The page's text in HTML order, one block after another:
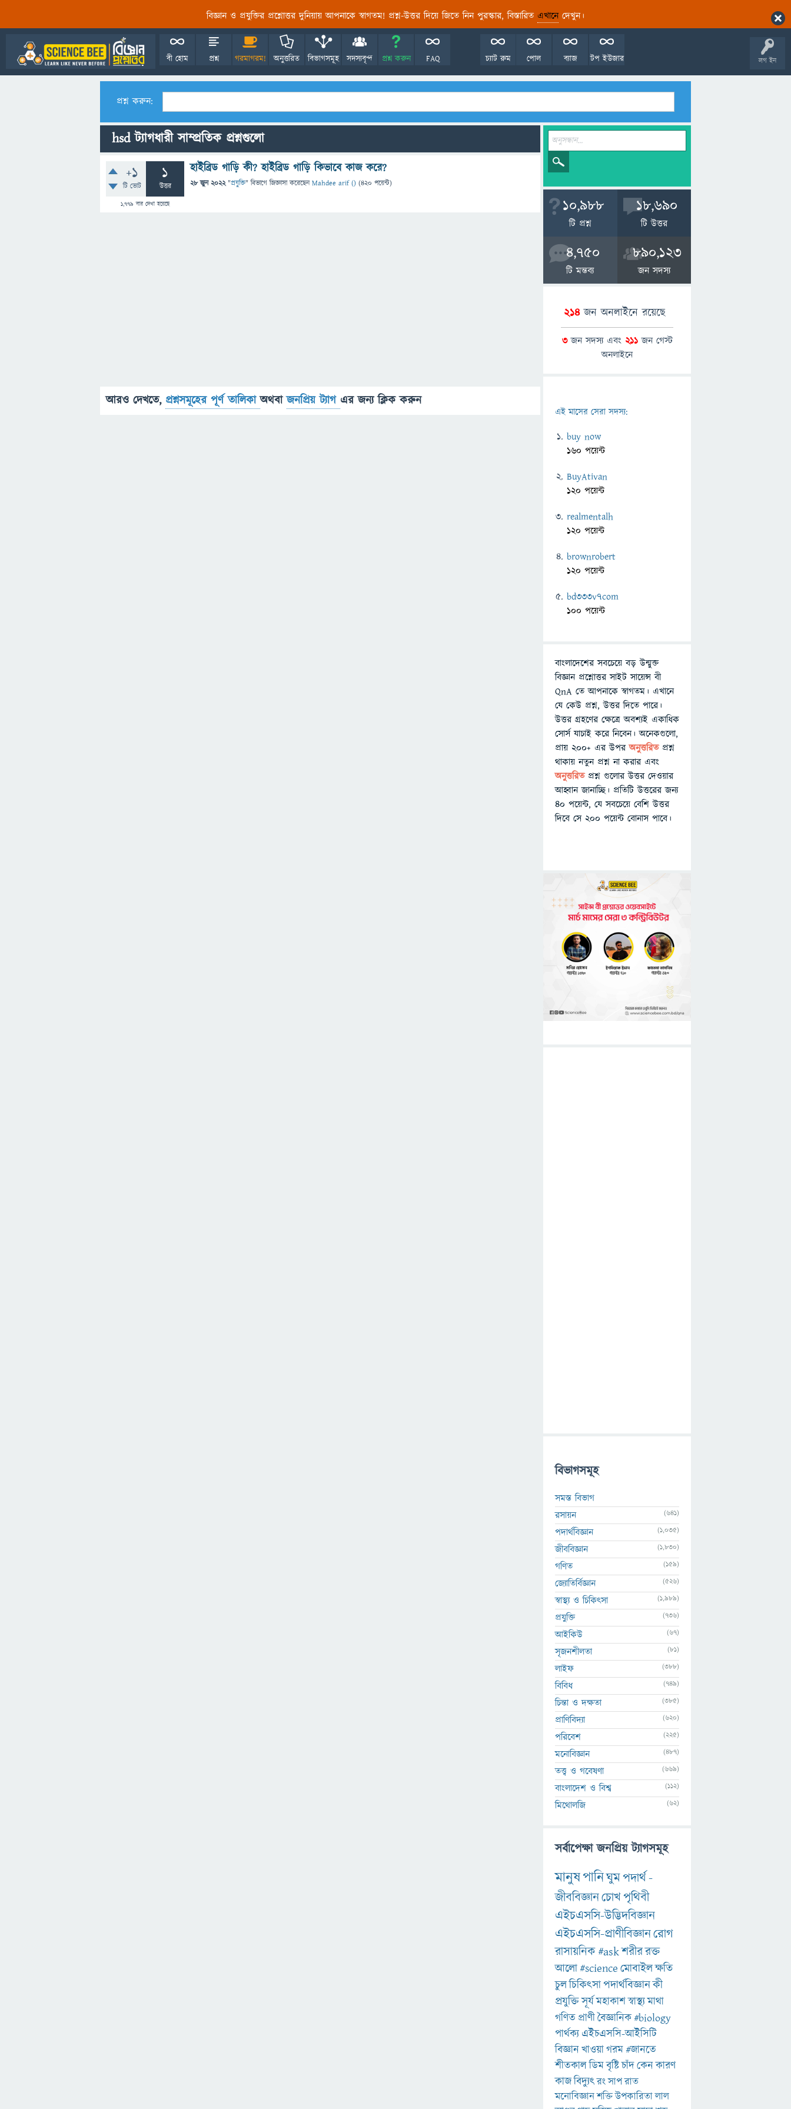
বিজ্ঞান ও প্রযুক্তির প্রশ্নোত্তর দুনিয়ায় আপনাকে স্বাগতম! প্রশ্ন-উত্তর দিয়ে জিতে নিন পুরস্কার, বিস্তারিত এখানেদেখুন।
লগ ইন
বী হোম প্রশ্ন গরমাগরম! অনুত্তরিত বিভাগসমূহ সদস্যবৃন্দ প্রশ্ন করুন FAQ টপ ইউজার
ব্যাজ
পোল
চ্যাট রুম
প্রশ্ন করুন:
hsd ট্যাগধারী সাম্প্রতিক প্রশ্নগুলো
+1
টি ভোট
1
উত্তর
1,779 বার দেখা হয়েছে
হাইব্রিড গাড়ি কী? হাইব্রিড গাড়ি কিভাবে কাজ করে?
28 জুন 2022 "প্রযুক্তি" বিভাগে জিজ্ঞাসাকরেছেনMahdee arif () (420 পয়েন্ট)
আরও দেখতে, প্রশ্নসমূহের পূর্ণ তালিকাঅথবাজনপ্রিয় ট্যাগ এর জন্য ক্লিক করুন
10,988
টি প্রশ্ন
18,690
টি উত্তর
4,750
টি মন্তব্য
890,123
জন সদস্য
214জন অনলাইনে রয়েছে
3জন সদস্য এবং 211জন গেস্ট
অনলাইনে
এই মাসের সেরা সদস্য:
buy now
160 পয়েন্ট
BuyAtivan
120 পয়েন্ট
realmentalh
120 পয়েন্ট
brownrobert
120 পয়েন্ট
bd333v7com
100 পয়েন্ট
বাংলাদেশের সবচেয়ে বড় উন্মুক্ত
বিজ্ঞান প্রশ্নোত্তর সাইট সায়েন্স বী
QnA তে আপনাকে স্বাগতম। এখানে
যে কেউ প্রশ্ন, উত্তর দিতে পারে।
উত্তর গ্রহণের ক্ষেত্রে অবশ্যই একাধিক
সোর্স যাচাই করে নিবেন। অনেকগুলো,
প্রায় ২০০+ এর উপরঅনুত্তরিতপ্রশ্ন
থাকায় নতুন প্রশ্ন না করার এবং
অনুত্তরিত প্রশ্ন গুলোর উত্তর দেওয়ার
আহ্বান জানাচ্ছি। প্রতিটি উত্তরের জন্য
৪০ পয়েন্ট, যে সবচেয়ে বেশি উত্তর
দিবে সে ২০০ পয়েন্ট বোনাস পাবে।
বিভাগসমূহ
সমস্ত বিভাগ
রসায়ন
(641)
পদার্থবিজ্ঞান (1,035)
জীববিজ্ঞান (1,830)
গণিত (159)
জ্যোতির্বিজ্ঞান (526)
স্বাস্থ্য ও চিকিৎসা (1,989)
প্রযুক্তি (736)
আইকিউ (67)
সৃজনশীলতা (81)
লাইফ (388)
বিবিধ (749)
চিন্তা ও দক্ষতা (385)
প্রাণিবিদ্যা (620)
পরিবেশ (225)
মনোবিজ্ঞান (487)
তত্ত্ব ও গবেষণা (669)
বাংলাদেশ ও বিশ্ব (112)
মিথোলজি (62)
সর্বাপেক্ষা জনপ্রিয় ট্যাগসমূহ
মানুষপানিঘুমপদার্থ-
জীববিজ্ঞানচোখপৃথিবী
এইচএসসি-উদ্ভিদবিজ্ঞান
এইচএসসি-প্রাণীবিজ্ঞানরোগ
রাসায়নিক#askশরীররক্ত
আলো#scienceমোবাইলক্ষতি
চুলচিকিৎসাপদার্থবিজ্ঞানকী
প্রযুক্তিসূর্যমহাকাশস্বাস্থ্যমাথা
গণিত প্রাণীবৈজ্ঞানিক#biology
পার্থক্য এইচএসসি-আইসিটি
বিজ্ঞানখাওয়াগরম#জানতে
শীতকালডিমবৃষ্টিচাঁদকেনকারণ
কাজবিদ্যুৎরংসাপরাত
মনোবিজ্ঞানশক্তিউপকারিতালাল